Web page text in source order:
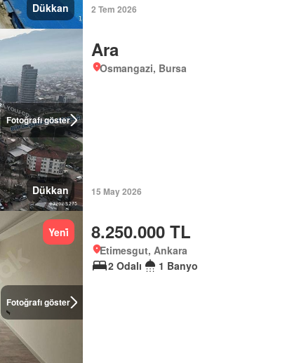
Dükkan 2 Tem 2026
Fotoğrafı göster
Dükkan
Ara
Osmangazi, Bursa
15 May 2026
Fotoğrafı göster
Yeni̇ 8.250.000 TL
Etimesgut, Ankara
2 Odalı
1 Banyo